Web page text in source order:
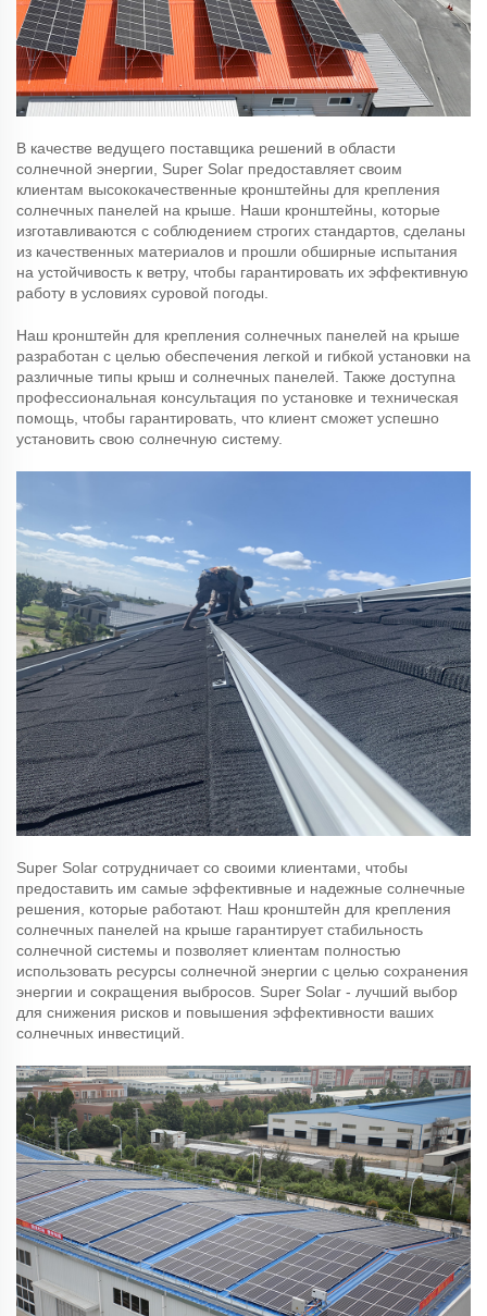
В качестве ведущего поставщика решений в области
солнечной энергии, Super Solar предоставляет своим
клиентам высококачественные кронштейны для крепления
солнечных панелей на крыше. Наши кронштейны, которые
изготавливаются с соблюдением строгих стандартов, сделаны
из качественных материалов и прошли обширные испытания
на устойчивость к ветру, чтобы гарантировать их эффективную
работу в условиях суровой погоды.
Наш кронштейн для крепления солнечных панелей на крыше
разработан с целью обеспечения легкой и гибкой установки на
различные типы крыш и солнечных панелей. Также доступна
профессиональная консультация по установке и техническая
помощь, чтобы гарантировать, что клиент сможет успешно
установить свою солнечную систему.
Super Solar сотрудничает со своими клиентами, чтобы
предоставить им самые эффективные и надежные солнечные
решения, которые работают. Наш кронштейн для крепления
солнечных панелей на крыше гарантирует стабильность
солнечной системы и позволяет клиентам полностью
использовать ресурсы солнечной энергии с целью сохранения
энергии и сокращения выбросов. Super Solar - лучший выбор
для снижения рисков и повышения эффективности ваших
солнечных инвестиций.